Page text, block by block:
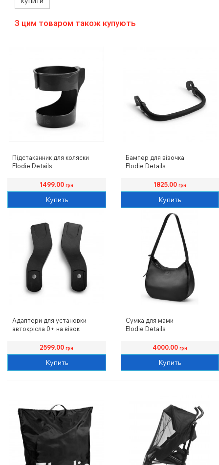
Jasmine Field
міс. розмір 2
З цим товаром також купують
Підстаканник для коляски
Elodie Details
1499.00грн
Купить
Бампер для візочка
Elodie Details
1825.00 грн
Купить
Адаптери для установки
автокрісла 0+ на візок
2599.00грн
Купить
Сумка для мами
Elodie Details
4000.00 грн
Купить